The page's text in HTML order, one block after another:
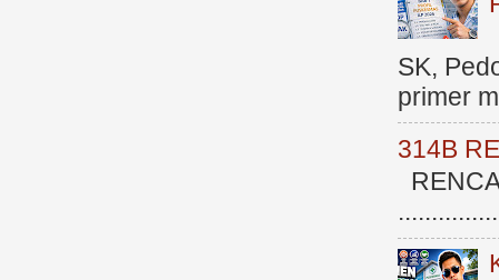
SK,
primer
314B